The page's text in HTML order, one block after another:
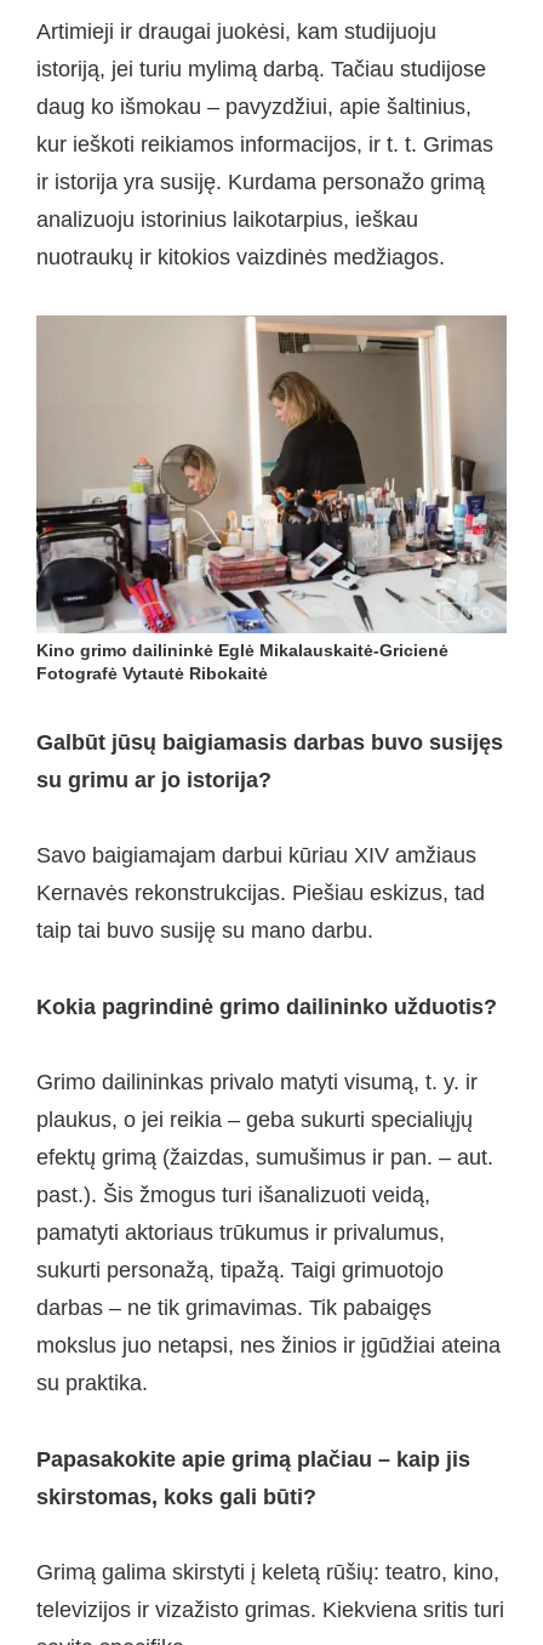
Artimieji ir draugai juokėsi, kam studijuoju
istoriją, jei turiu mylimą darbą. Tačiau studijose
daug ko išmokau – pavyzdžiui, apie šaltinius,
kur ieškoti reikiamos informacijos, ir t. t. Grimas
ir istorija yra susiję. Kurdama personažo grimą
analizuoju istorinius laikotarpius, ieškau
nuotraukų ir kitokios vaizdinės medžiagos.
Kino grimo dailininkė Eglė Mikalauskaitė-Gricienė
Fotografė Vytautė Ribokaitė
Galbūt jūsų baigiamasis darbas buvo susijęs
su grimu ar jo istorija?
Savo baigiamajam darbui kūriau XIV amžiaus
Kernavės rekonstrukcijas. Piešiau eskizus, tad
taip tai buvo susiję su mano darbu.
Kokia pagrindinė grimo dailininko užduotis?
Grimo dailininkas privalo matyti visumą, t. y. ir
plaukus, o jei reikia – geba sukurti specialiųjų
efektų grimą (žaizdas, sumušimus ir pan. – aut.
past.). Šis žmogus turi išanalizuoti veidą,
pamatyti aktoriaus trūkumus ir privalumus,
sukurti personažą, tipažą. Taigi grimuotojo
darbas – ne tik grimavimas. Tik pabaigęs
mokslus juo netapsi, nes žinios ir įgūdžiai ateina
su praktika.
Papasakokite apie grimą plačiau – kaip jis
skirstomas, koks gali būti?
Grimą galima skirstyti į keletą rūšių: teatro, kino,
televizijos ir vizažisto grimas. Kiekviena sritis turi